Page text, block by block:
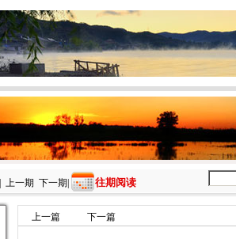
上一期 下一期 往期阅读
上一篇 下一篇